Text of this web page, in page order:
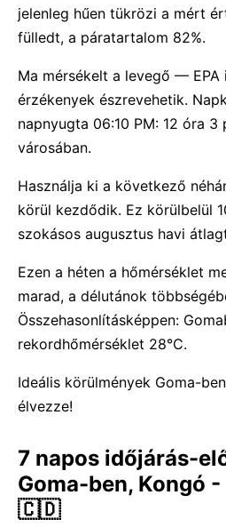
jelenleg hűen tükrözi a mért
fülledt, a páratartalom 82%.
Ma mérsékelt a levegő — EPA
érzékenyek észrevehetik.
napnyugta 06:10 PM: 12 óra 3
városában.
Használja ki a következő
körül kezdődik. Ez körülbelül
szokásos augusztus havi
Ezen a héten a hőmérséklet
marad, a délutánok
Összehasonlításképpen:
rekordhőmérséklet 28°C.
Ideális körülmények Goma-
élvezze!
7 napos időjárás-
Goma-ben, Kongó
🇨🇩